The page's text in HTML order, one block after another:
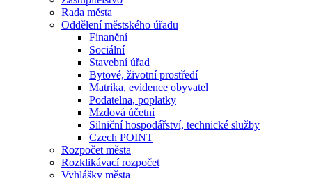
Rada města
Oddělení městského úřadu
Finanční
Sociální
Stavební úřad
Bytové, životní prostředí
Matrika, evidence obyvatel
Podatelna, poplatky
Mzdová účetní
Silniční hospodářství, technické služby
Czech POINT
Rozpočet města
Rozklikávací rozpočet
Vyhlášky města